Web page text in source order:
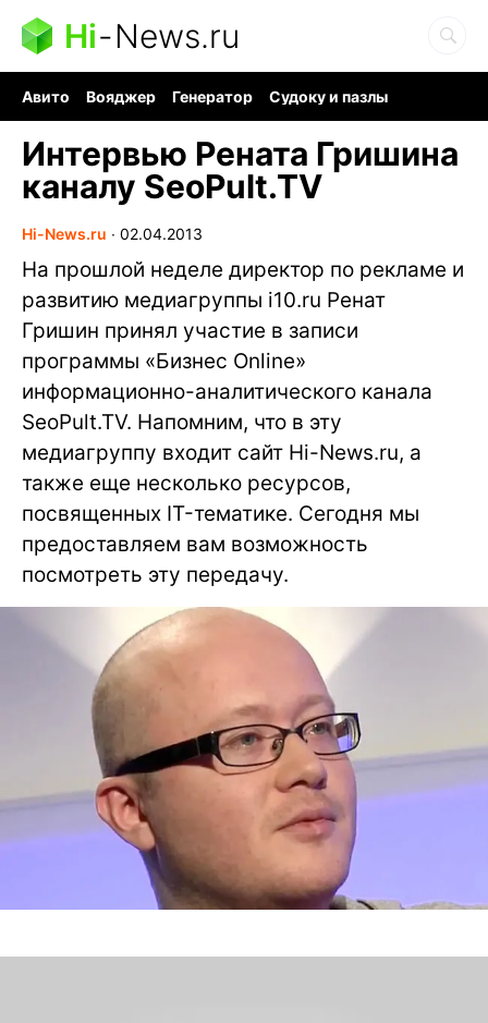
Hi-News.ru
Авито Вояджер Генератор
Судоку и пазлы
Интервью Рената Гришина
каналу SeoPult.TV
Hi-News.ru ∙ 02.04.2013
На прошлой неделе директор по рекламе и
развитию медиагруппы i10.ru Ренат
Гришин принял участие в записи
программы «Бизнес Online»
информационно-аналитического канала
SeoPult.TV. Напомним, что в эту
медиагруппу входит сайт Hi-News.ru, а
также еще несколько ресурсов,
посвященных IT-тематике. Сегодня мы
предоставляем вам возможность
посмотреть эту передачу.